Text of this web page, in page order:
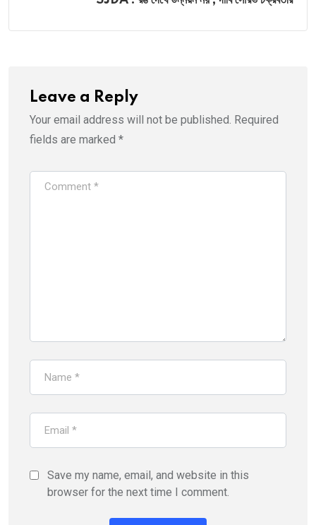
Leave a Reply
Your email address will not be published. Required
fields are marked *
Save my name, email, and website in this
browser for the next time I comment.